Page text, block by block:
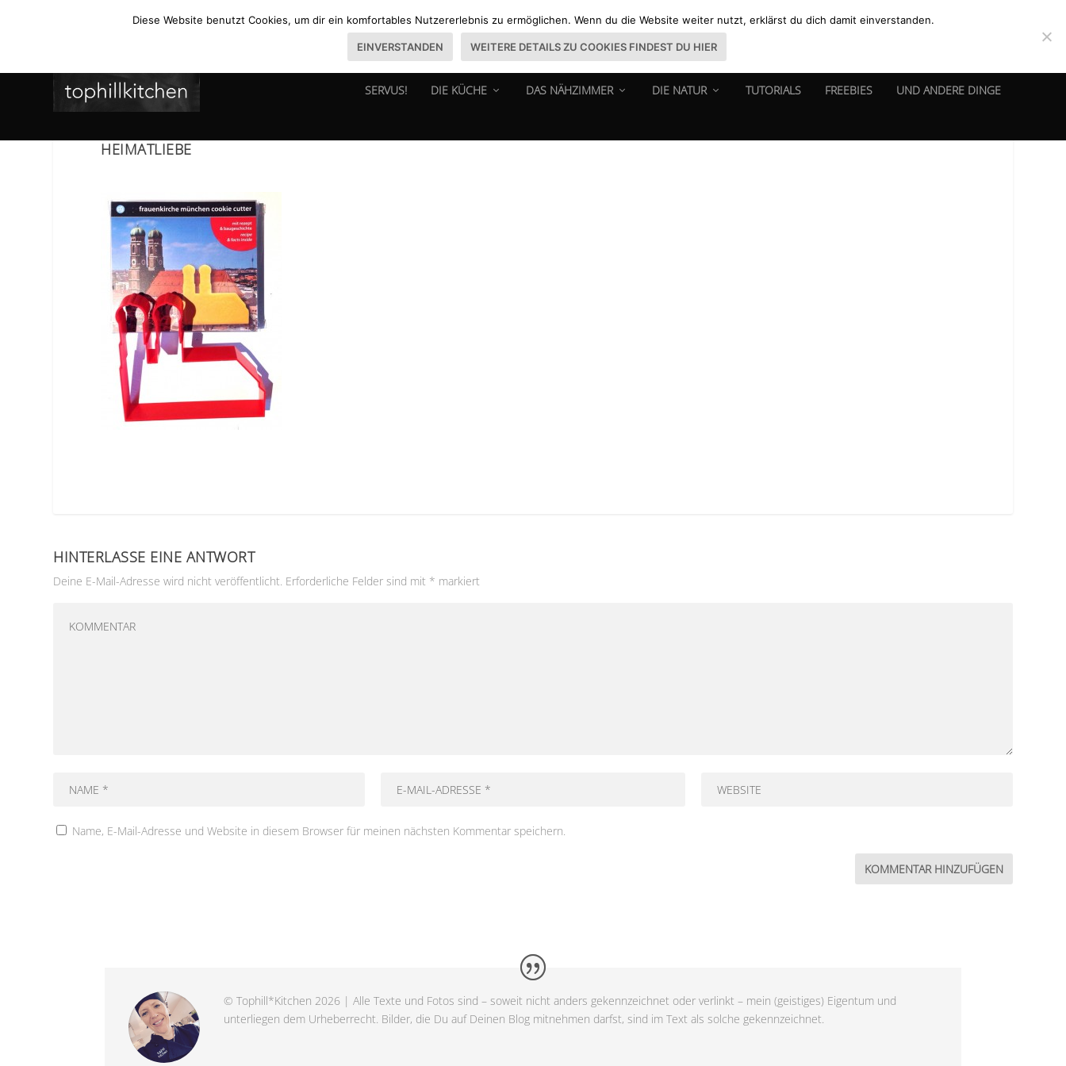
SERVUS! DIE KÜCHE DAS NÄHZIMMER DIE NATUR TUTORIALS FREEBIES UND ANDERE DINGE
HEIMATLIEBE
HINTERLASSE EINE ANTWORT
Deine E-Mail-Adresse wird nicht veröffentlicht. Erforderliche Felder sind mit * markiert
Name, E-Mail-Adresse und Website in diesem Browser für meinen nächsten Kommentar speichern.
© Tophill*Kitchen 2026 | Alle Texte und Fotos sind – soweit nicht anders gekennzeichnet oder verlinkt – mein (geistiges) Eigentum und
unterliegen dem Urheberrecht. Bilder, die Du auf Deinen Blog mitnehmen darfst, sind im Text als solche gekennzeichnet.
Diese Website benutzt Cookies, um dir ein komfortables Nutzererlebnis zu ermöglichen. Wenn du die Website weiter nutzt, erklärst du dich damit einverstanden.
EINVERSTANDEN WEITERE DETAILS ZU COOKIES FINDEST DU HIER